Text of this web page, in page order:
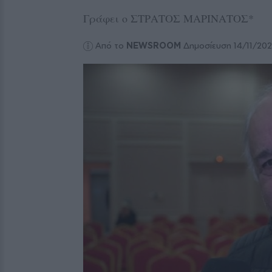
Γράφει ο ΣΤΡΑΤΟΣ ΜΑΡΙΝΑΤΟΣ*
Από το NEWSROOM Δημοσίευση 14/11/